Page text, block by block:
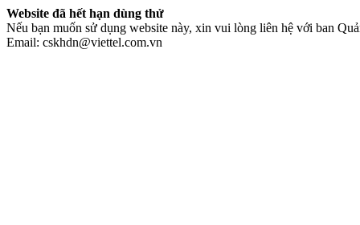
Website đã hết hạn dùng thử
Nếu bạn muốn sử dụng website này, xin vui lòng liên hệ với ban
Email: cskhdn@viettel.com.vn